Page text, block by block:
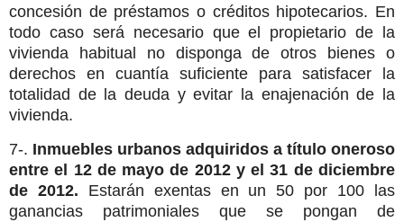
concesión de préstamos o créditos hipotecarios. En
todo caso será necesario que el propietario de la
vivienda habitual no disponga de otros bienes o
derechos en cuantía suficiente para satisfacer la
totalidad de la deuda y evitar la enajenación de la
vivienda.
7-. Inmuebles urbanos adquiridos a título oneroso
entre el 12 de mayo de 2012 y el 31 de diciembre
de 2012. Estarán exentas en un 50 por 100 las
ganancias patrimoniales que se pongan de